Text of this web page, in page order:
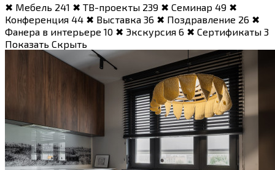
✖ Мебель 241 ✖ ТВ-проекты 239 ✖ Семинар 49 ✖
Конференция 44 ✖ Выставка 36 ✖ Поздравление 26 ✖
Фанера в интерьере 10 ✖ Экскурсия 6 ✖ Сертификаты 3
Показать Скрыть